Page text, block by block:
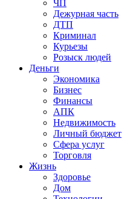
ЧП
Дежурная часть
ДТП
Криминал
Курьезы
Розыск людей
Деньги
Экономика
Бизнес
Финансы
АПК
Недвижимость
Личный бюджет
Сфера услуг
Торговля
Жизнь
Здоровье
Дом